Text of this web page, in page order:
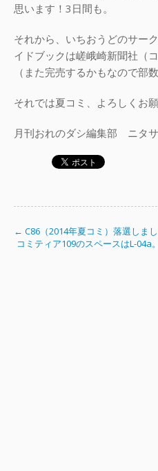
思います！3日間も。
それから、いちおうどのサー
イドブックは嵯峨崎新聞社（
（また完売するかもなので部
それでは夏コミ、よろしくお
月刊おれのダシ編集部 ニタ
← C86（2014年夏コミ）落選しま
コミティア109のスペースはL-04a